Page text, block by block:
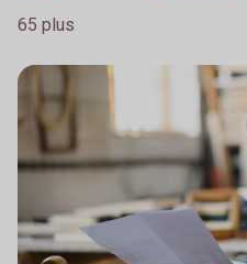
65 plus